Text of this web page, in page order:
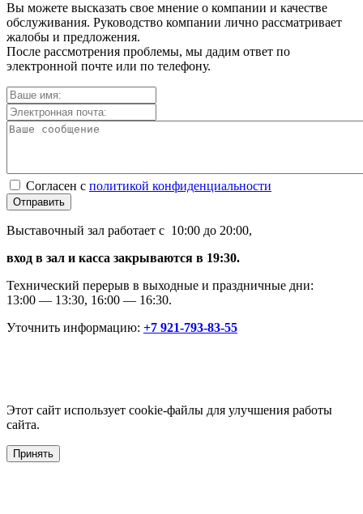
Вы можете высказать свое мнение о компании и качестве
обслуживания. Руководство компании лично рассматривает
жалобы и предложения.
После рассмотрения проблемы, мы дадим ответ по
электронной почте или по телефону.
Согласен с политикой конфиденциальности
Отправить
Выставочный зал работает с 10:00 до 20:00,
вход в зал и касса закрываются в 19:30.
Технический перерыв в выходные и праздничные дни:
13:00 — 13:30, 16:00 — 16:30.
Уточнить информацию: +7 921-793-83-55
Этот сайт использует cookie-файлы для улучшения работы
сайта.
Принять